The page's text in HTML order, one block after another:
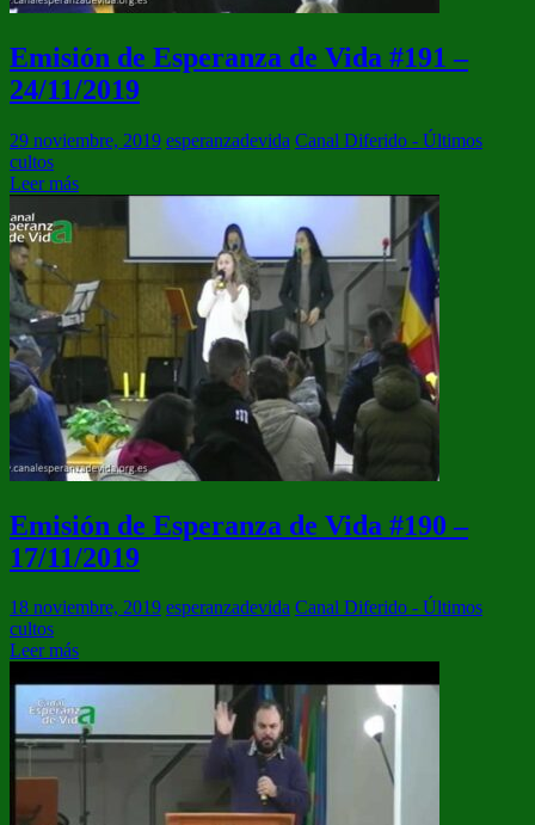
Emisión de Esperanza de Vida #191 –
24/11/2019
29 noviembre, 2019 esperanzadevida Canal Diferido - Últimos
cultos
Leer más
Emisión de Esperanza de Vida #190 –
17/11/2019
18 noviembre, 2019 esperanzadevida Canal Diferido - Últimos
cultos
Leer más